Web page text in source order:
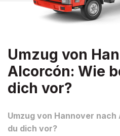
Umzug von
Alcorcón: Wie
dich vor?
Umzug von Hannover
du dich vor?